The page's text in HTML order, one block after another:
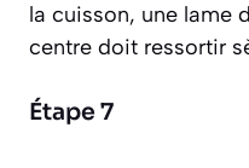
la cuisson, une lame
centre doit ressortir
Étape 7